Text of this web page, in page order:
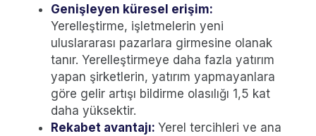
Genişleyen küresel erişim:
Yerelleştirme, işletmelerin yeni
uluslararası pazarlara girmesine olanak
tanır. Yerelleştirmeye daha fazla yatırım
yapan şirketlerin, yatırım yapmayanlara
göre gelir artışı bildirme olasılığı 1,5 kat
daha yüksektir.
Rekabet avantajı: Yerel tercihleri ve ana